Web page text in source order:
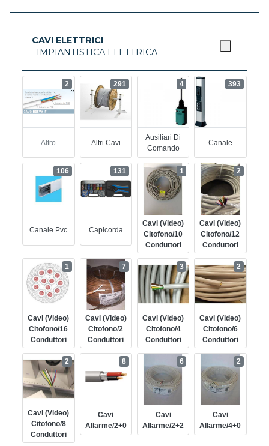
CAVI ELETTRICI
IMPIANTISTICA ELETTRICA
Altro
2
Altri Cavi
291
Ausiliari Di
Comando
4
Canale
393
Canale Pvc
106
Capicorda
131
Cavi (video)
Citofono/10
Conduttori
1
Cavi (video)
Citofono/12
Conduttori
2
Cavi (video)
Citofono/16
Conduttori
1
Cavi (video)
Citofono/2
Conduttori
7
Cavi (video)
Citofono/4
Conduttori
3
Cavi (video)
Citofono/6
Conduttori
2
Cavi (video)
Citofono/8
Conduttori
2
Cavi
Allarme/2+0
8
Cavi
Allarme/2+2
6
Cavi
Allarme/4+0
2